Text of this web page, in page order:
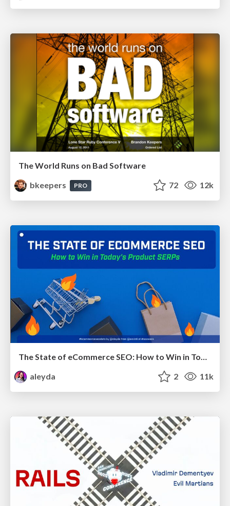
The World Runs on Bad Software
bkeepers
PRO 72 12k
The State of eCommerce SEO: How to Win in Today's Products SERPs - #SEOweek
aleyda
2 11k